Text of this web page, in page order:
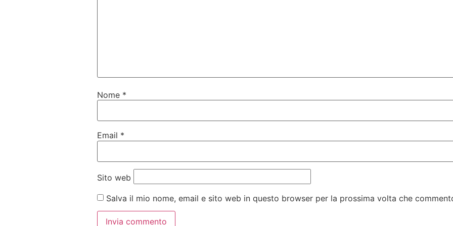
Nome *
Email *
Sito web
Salva il mio nome, email e sito web in questo browser per la prossima volta che